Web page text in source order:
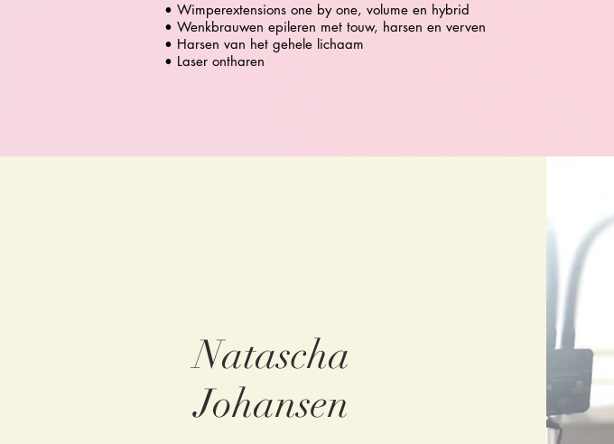
• Wimperextensions one by one, volume en hybrid
• Wenkbrauwen epileren met touw, harsen en verven
• Harsen van het gehele lichaam
• Laser ontharen
Natascha
Johansen